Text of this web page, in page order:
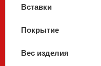
Вставки
Покрытие
Вес изделия